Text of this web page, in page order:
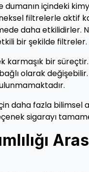
içindeki
filtrelerle aktif
daha etkilidirler.
bir şekilde filtreler.
karmaşık bir
olarak
daha fazla bilimsel
sigarayı